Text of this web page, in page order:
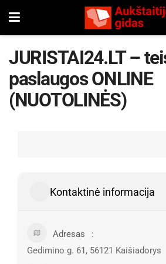
JURISTAI24.LT –
paslaugos ONLINE
(NUOTOLINĖS)
Kontaktinė informacija
Adresas
Gedimino g. 61, 56121 Kaišiadorys